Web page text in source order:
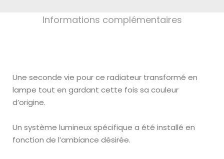
Informations complémentaires
Une seconde vie pour ce radiateur transformé en
lampe tout en gardant cette fois sa couleur
d’origine.
Un système lumineux spécifique a été installé en
fonction de l’ambiance désirée.